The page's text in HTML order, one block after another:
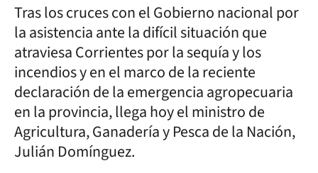
Tras los cruces con el Gobierno nacional por
la asistencia ante la difícil situación que
atraviesa Corrientes por la sequía y los
incendios y en el marco de la reciente
declaración de la emergencia agropecuaria
en la provincia, llega hoy el ministro de
Agricultura, Ganadería y Pesca de la Nación,
Julián Domínguez.